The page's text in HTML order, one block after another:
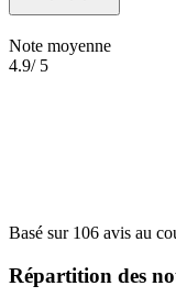
Note moyenne
4.9/ 5
Basé sur 106 avis au
Répartition des